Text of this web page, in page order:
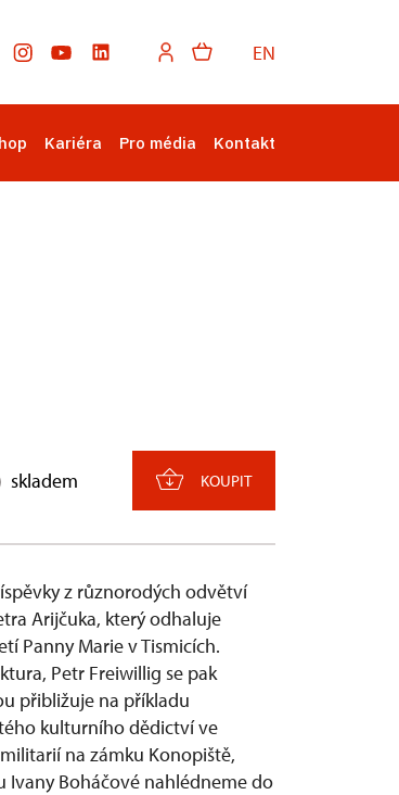
EN
Kariéra Pro média Kontakt
skladem KOUPIT
z různorodých odvětví
Arijčuka, který odhaluje
Panny Marie v Tismicích.
Petr Freiwillig se pak
přibližuje na příkladu
kulturního dědictví ve
na zámku Konopiště,
Ivany Boháčové nahlédneme do